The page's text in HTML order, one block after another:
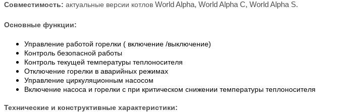
Совместимость: актуальные версии котлов World Alpha, World Alpha C, World Alpha S.
Основные функции:
Управление работой горелки ( включение /выключение)
Контроль безопасной работы
Контроль текущей температуры теплоносителя
Отключение горелки в аварийных режимах
Управление циркуляционным насосом
Включение насоса и горелки с при критическом снижении температуры теплоносителя
Технические и конструктивные характеристики: